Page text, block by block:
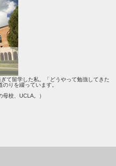
て留学した私。「どうやって勉強してきた
りを綴っています。
母校、UCLA。）